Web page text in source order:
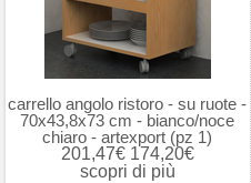
carrello angolo ristoro - su ruote -
70x43,8x73 cm - bianco/noce
chiaro - artexport (pz 1)
201,47€174,20€
scopri di più